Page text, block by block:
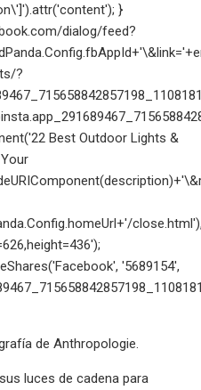
}
dialog/feed?
?
Best Outdoor Lights &
'5689154',
de Anthropologie.
luces de cadena para